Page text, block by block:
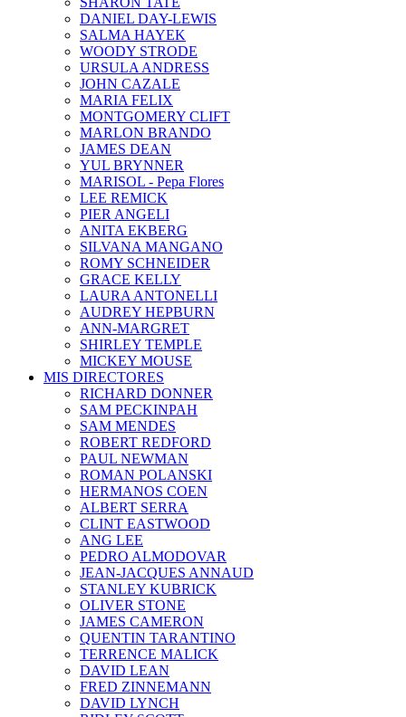
DANIEL DAY-LEWIS
SALMA HAYEK
WOODY STRODE
URSULA ANDRESS
JOHN CAZALE
MARIA FELIX
MONTGOMERY CLIFT
MARLON BRANDO
JAMES DEAN
YUL BRYNNER
MARISOL - Pepa Flores
LEE REMICK
PIER ANGELI
ANITA EKBERG
SILVANA MANGANO
ROMY SCHNEIDER
GRACE KELLY
LAURA ANTONELLI
AUDREY HEPBURN
ANN-MARGRET
SHIRLEY TEMPLE
MICKEY MOUSE
MIS DIRECTORES
RICHARD DONNER
SAM PECKINPAH
SAM MENDES
ROBERT REDFORD
PAUL NEWMAN
ROMAN POLANSKI
HERMANOS COEN
ALBERT SERRA
CLINT EASTWOOD
ANG LEE
PEDRO ALMODOVAR
JEAN-JACQUES ANNAUD
STANLEY KUBRICK
OLIVER STONE
JAMES CAMERON
QUENTIN TARANTINO
TERRENCE MALICK
DAVID LEAN
FRED ZINNEMANN
DAVID LYNCH